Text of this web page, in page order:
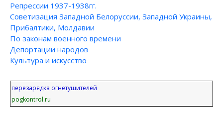
Репрессии 1937-1938гг.
Советизация Западной Белоруссии, Западной Украины,
Прибалтики, Молдавии
По законам военного времени
Депортации народов
Культура и искусство
перезарядка огнетушителей
pogkontrol.ru